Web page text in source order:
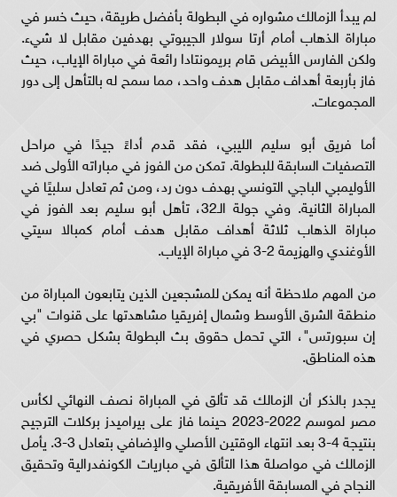
لم يبدأ الزمالك مشواره في البطولة بأفضل طريقة، حيث خسر في
مباراة الذهاب أمام أرتا سولار الجيبوتي بهدفين مقابل لا شيء.
ولكن الفارس الأبيض قام بريمونتادا رائعة في مباراة الإياب، حيث
فاز بأربعة أهداف مقابل هدف واحد، مما سمح له بالتأهل إلى دور
المجموعات.
أما فريق أبو سليم الليبي، فقد قدم أداءً جيدًا في مراحل
التصفيات السابقة للبطولة. تمكن من الفوز في مباراته الأولى ضد
الأوليمبي الباجي التونسي بهدف دون رد، ومن ثم تعادل سلبيًا في
المباراة الثانية. وفي جولة الـ32، تأهل أبو سليم بعد الفوز في
مباراة الذهاب ثلاثة أهداف مقابل هدف أمام كمبالا سيتي
الأوغندي والهزيمة 2-3 في مباراة الإياب.
من المهم ملاحظة أنه يمكن للمشجعين الذين يتابعون المباراة من
منطقة الشرق الأوسط وشمال إفريقيا مشاهدتها على قنوات "بي
إن سبورتس"، التي تحمل حقوق بث البطولة بشكل حصري في
هذه المناطق.
يجدر بالذكر أن الزمالك قد تألق في المباراة نصف النهائي لكأس
مصر لموسم 2022-2023 حينما فاز على بيراميدز بركلات الترجيح
بنتيجة 4-3 بعد انتهاء الوقتين الأصلي والإضافي بتعادل 3-3. يأمل
الزمالك في مواصلة هذا التألق في مباريات الكونفدرالية وتحقيق
النجاح في المسابقة الأفريقية.